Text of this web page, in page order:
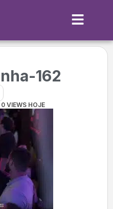
162
0 VIEWS HOJE